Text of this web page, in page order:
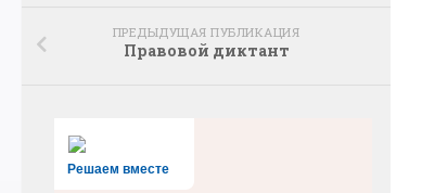
ПРЕДЫДУЩАЯ ПУБЛИКАЦИЯ
Правовой диктант
Решаем вместе